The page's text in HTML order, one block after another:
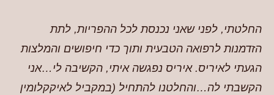
החלטתי, לפני שאני נכנסת לכל ההפריות, לתת
הזדמנות לרפואה הטבעית ותוך כדי חיפושים והמלצות
הגעתי לאיריס. איריס נפגשה איתי, הקשיבה לי…אני
הקשבתי לה…והחלטנו להתחיל (במקביל לאיקקלומין